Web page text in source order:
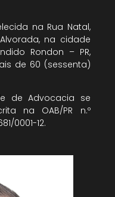
na Rua Natal,
na cidade
Rondon – PR,
de 60 (sessenta)
de Advocacia se
na OAB/PR n.º
0001-12.